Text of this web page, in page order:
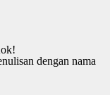
dengan nama